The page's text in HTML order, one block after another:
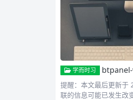
学而时习 btpanel-
提醒：本文最后更新于
联的信息可能已发生